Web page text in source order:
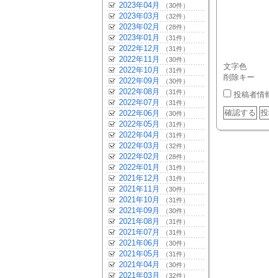
2023年04月 （30件）
2023年03月 （32件）
2023年02月 （28件）
2023年01月 （31件）
2022年12月 （31件）
2022年11月 （30件）
2022年10月 （31件）
2022年09月 （30件）
2022年08月 （31件）
2022年07月 （31件）
2022年06月 （30件）
2022年05月 （31件）
2022年04月 （31件）
2022年03月 （32件）
2022年02月 （28件）
2022年01月 （31件）
2021年12月 （31件）
2021年11月 （30件）
2021年10月 （31件）
2021年09月 （30件）
2021年08月 （31件）
2021年07月 （31件）
2021年06月 （30件）
2021年05月 （31件）
2021年04月 （30件）
2021年03月 （32件）
文字色
削除キー
投稿者情